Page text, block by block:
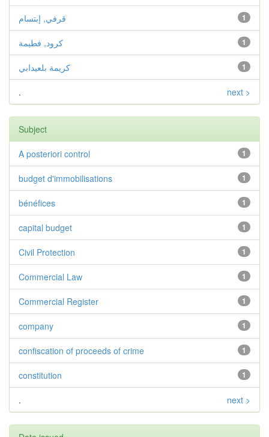
1 قرفي, إبتسام
1 كرود, فطيمة
1 كريمة بلعيدابي
. next >
Subject
1
A posteriori control
1
budget d'immobilisations
1
bénéfices
1
capital budget
1
Civil Protection
1
Commercial Law
1
Commercial Register
1
company
1
confiscation of proceeds of crime
1
constitution
. next >